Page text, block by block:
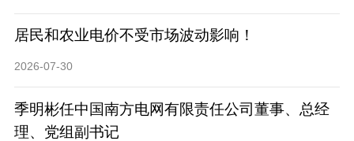
居民和农业电价不受市场波动影响！
2026-07-30
季明彬任中国南方电网有限责任公司董事、总经
理、党组副书记